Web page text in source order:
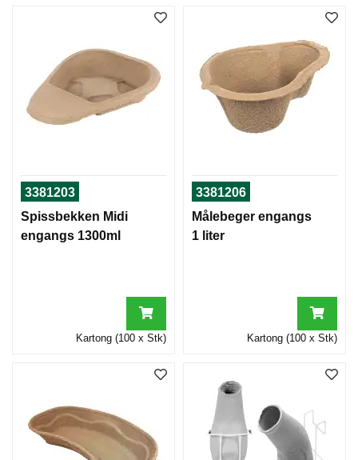
3381203
Spissbekken Midi
engangs 1300ml
Kartong (100 x Stk)
3381206
Målebeger engangs
1 liter
Kartong (100 x Stk)